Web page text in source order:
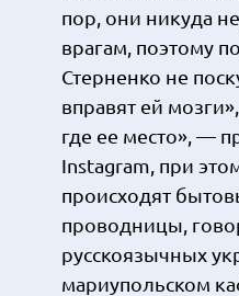
пор, они никуда
врагам, поэтому
Стерненко не
вправят ей
где ее место», —
Instagram, при
происходят
проводницы,
русскоязычных
мариупольском